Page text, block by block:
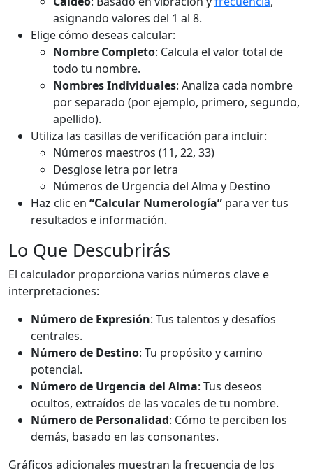
asignando valores del 1 al 8.
Elige cómo deseas calcular:
Nombre Completo: Calcula el valor total de
todo tu nombre.
Nombres Individuales: Analiza cada nombre
por separado (por ejemplo, primero, segundo,
apellido).
Utiliza las casillas de verificación para incluir:
Números maestros (11, 22, 33)
Desglose letra por letra
Números de Urgencia del Alma y Destino
Haz clic en “Calcular Numerología” para ver tus
resultados e información.
Lo Que Descubrirás
El calculador proporciona varios números clave e
interpretaciones:
Número de Expresión: Tus talentos y desafíos
centrales.
Número de Destino: Tu propósito y camino
potencial.
Número de Urgencia del Alma: Tus deseos
ocultos, extraídos de las vocales de tu nombre.
Número de Personalidad: Cómo te perciben los
demás, basado en las consonantes.
Gráficos adicionales muestran la frecuencia de los